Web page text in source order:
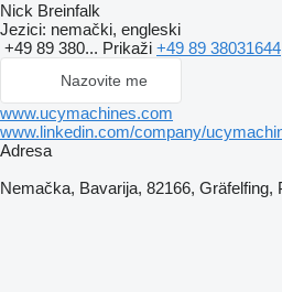
Nick Breinfalk
Jezici: nemački, engleski
+49 89 380... Prikaži +49 89 38031644
Nazovite me
www.ucymachines.com
www.linkedin.com/company/
Adresa
Nemačka, Bavarija, 82166, Gräfelfing,